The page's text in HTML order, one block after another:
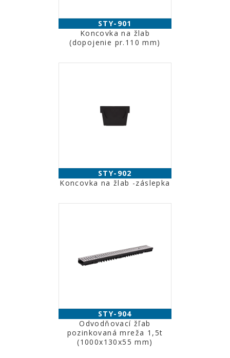
STY-901
Koncovka na žlab
(dopojenie pr.110 mm)
STY-902
Koncovka na žlab -záslepka
STY-904
Odvodňovací žľab
pozinkovaná mreža 1,5t
(1000x130x55 mm)